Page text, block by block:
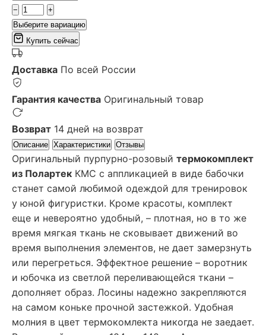
−
+
Выберите вариацию
Купить сейчас
Доставка По всей России
Гарантия качества Оригинальный товар
Возврат 14 дней на возврат
Описание Характеристики Отзывы
Оригинальный пурпурно-розовый термокомплект
из Полартек КМС с аппликацией в виде бабочки
станет самой любимой одеждой для тренировок
у юной фигуристки. Кроме красоты, комплект
еще и невероятно удобный, – плотная, но в то же
время мягкая ткань не сковывает движений во
время выполнения элементов, не дает замерзнуть
или перегреться. Эффектное решение – воротник
и юбочка из светлой переливающейся ткани –
дополняет образ. Лосины надежно закрепляются
на самом коньке прочной застежкой. Удобная
молния в цвет термокомлекта никогда не заедает.